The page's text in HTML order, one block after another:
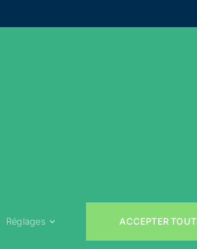
Réglages ACCEPTER TOUT